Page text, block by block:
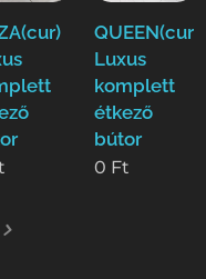
QUEEN(cur)
Luxus
komplett
étkező
bútor
0 Ft